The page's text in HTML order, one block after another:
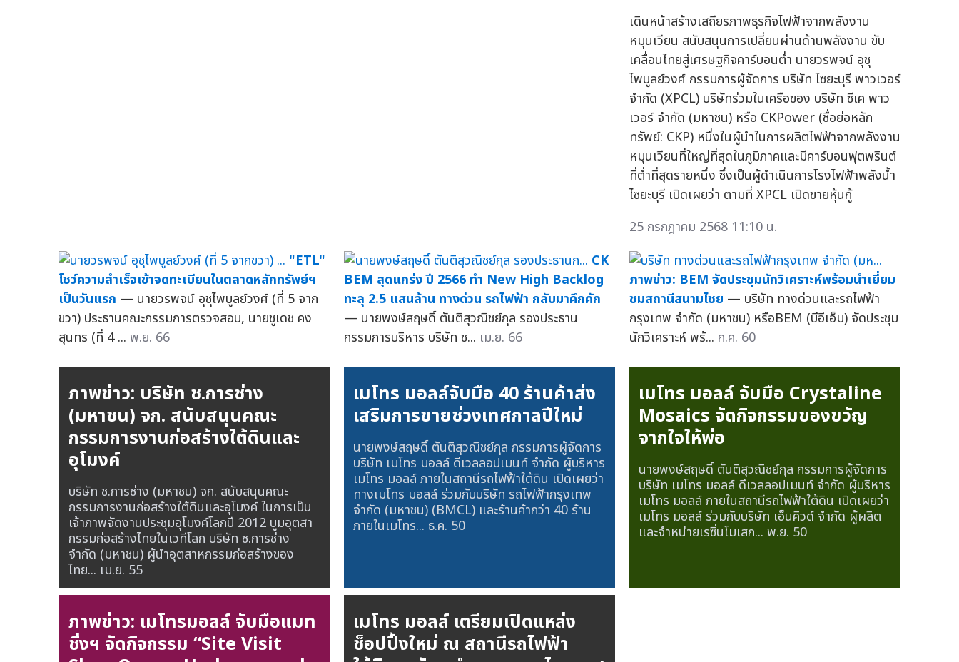
เดินหน้าสร้างเสถียรภาพธุรกิจไฟฟ้าจากพลังงาน
หมุนเวียน สนับสนุนการเปลี่ยนผ่านด้านพลังงาน ขับ
เคลื่อนไทยสู่เศรษฐกิจคาร์บอนต่ำ นายวรพจน์ อุชุ
ไพบูลย์วงศ์ กรรมการผู้จัดการ บริษัท ไซยะบุรี พาวเวอร์
จำกัด (XPCL) บริษัทร่วมในเครือของ บริษัท ซีเค พาว
เวอร์ จำกัด (มหาชน) หรือ CKPower (ชื่อย่อหลัก
ทรัพย์: CKP) หนึ่งในผู้นำในการผลิตไฟฟ้าจากพลังงาน
หมุนเวียนที่ใหญ่ที่สุดในภูมิภาคและมีคาร์บอนฟุตพรินต์
ที่ต่ำที่สุดรายหนึ่ง ซึ่งเป็นผู้ดำเนินการโรงไฟฟ้าพลังน้ำ
ไซยะบุรี เปิดเผยว่า ตามที่ XPCL เปิดขายหุ้นกู้
25 กรกฎาคม 2568 11:10 น.
"ETL"
โชว์ความสำเร็จเข้าจดทะเบียนในตลาดหลักทรัพย์ฯ
เป็นวันแรก — นายวรพจน์ อุชุไพบูลย์วงศ์ (ที่ 5 จาก
ขวา) ประธานคณะกรรมการตรวจสอบ, นายชูเดช คง
สุนทร (ที่ 4 ... พ.ย. 66
CK
BEM สุดแกร่ง ปี 2566 ทำ New High Backlog
ทะลุ 2.5 แสนล้าน ทางด่วน รถไฟฟ้า กลับมาคึกคัก
— นายพงษ์สฤษดิ์ ตันติสุวณิชย์กุล รองประธาน
กรรมการบริหาร บริษัท ช... เม.ย. 66
ภาพข่าว: BEM จัดประชุมนักวิเคราะห์พร้อมนำเยี่ยม
ชมสถานีสนามไชย — บริษัท ทางด่วนและรถไฟฟ้า
กรุงเทพ จำกัด (มหาชน) หรือBEM (บีอีเอ็ม) จัดประชุม
นักวิเคราะห์ พร้... ก.ค. 60
ภาพข่าว: บริษัท ช.การช่าง
(มหาชน) จก. สนับสนุนคณะ
กรรมการงานก่อสร้างใต้ดินและ
อุโมงค์
บริษัท ช.การช่าง (มหาชน) จก. สนับสนุนคณะ
กรรมการงานก่อสร้างใต้ดินและอุโมงค์ ในการเป็น
เจ้าภาพจัดงานประชุมอุโมงค์โลกปี 2012 บูมอุตสา
กรรมก่อสร้างไทยในเวทีโลก บริษัท ช.การช่าง
จำกัด (มหาชน) ผู้นำอุตสาหกรรมก่อสร้างของ
ไทย... เม.ย. 55
เมโทร มอลล์จับมือ 40 ร้านค้าส่ง
เสริมการขายช่วงเทศกาลปีใหม่
นายพงษ์สฤษดิ์ ตันติสุวณิชย์กุล กรรมการผู้จัดการ
บริษัท เมโทร มอลล์ ดีเวลลอปเมนท์ จำกัด ผู้บริหาร
เมโทร มอลล์ ภายในสถานีรถไฟฟ้าใต้ดิน เปิดเผยว่า
ทางเมโทร มอลล์ ร่วมกับบริษัท รถไฟฟ้ากรุงเทพ
จำกัด (มหาชน) (BMCL) และร้านค้ากว่า 40 ร้าน
ภายในเมโทร... ธ.ค. 50
เมโทร มอลล์ จับมือ Crystaline
Mosaics จัดกิจกรรมของขวัญ
จากใจให้พ่อ
นายพงษ์สฤษดิ์ ตันติสุวณิชย์กุล กรรมการผู้จัดการ
บริษัท เมโทร มอลล์ ดีเวลลอปเมนท์ จำกัด ผู้บริหาร
เมโทร มอลล์ ภายในสถานีรถไฟฟ้าใต้ดิน เปิดเผยว่า
เมโทร มอลล์ ร่วมกับบริษัท เอ็นคิวด์ จำกัด ผู้ผลิต
และจำหน่ายเรซิ่นโมเสก...พ.ย. 50
ภาพข่าว: เมโทรมอลล์ จับมือแมท
ชิ่งฯ จัดกิจกรรม “Site Visit
เมโทร มอลล์ เตรียมเปิดแหล่ง
ช็อปปิ้งใหม่ ณ สถานีรถไฟฟ้า